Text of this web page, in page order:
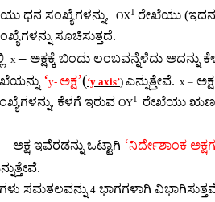
ಧನ ಸಂಖ್ಯೆಗಳನ್ನು, OX1 ರೇಖೆಯು (
ಸೂಚಿಸುತ್ತದೆ.
x– ಅಕ್ಷಕ್ಕೆ ಬಿಂದು ಲಂಬವನ್ನೆಳೆದು ಅದನ್ನು
‘y-ಅಕ್ಷ’(‘y axis’)ಎನ್ನುತ್ತೇವೆ..x – ಅಕ್ಷ
, ಕೆಳಗೆ ಇರುವ OY1 ರೇಖೆಯು
– ಅಕ್ಷ ಇವೆರಡನ್ನು ಒಟ್ಟಾಗಿ ‘ನಿರ್ದೇಶಾಂಕ
.
ಸಮತಲವನ್ನು 4 ಭಾಗಗಳಾಗಿ